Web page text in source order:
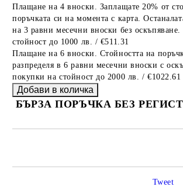
Плащане на 4 вноски. Заплащате 20% от
поръчката си на момента с карта.
на 3 равни месечни вноски без
стойност до 1000 лв. / €511.31
Плащане на 6 вноски. Стойността на
разпределя в 6 равни месечни вноски с
покупки на стойност до 2000 лв. / €1022.61
БЪРЗА ПОРЪЧКА БЕЗ
Tweet